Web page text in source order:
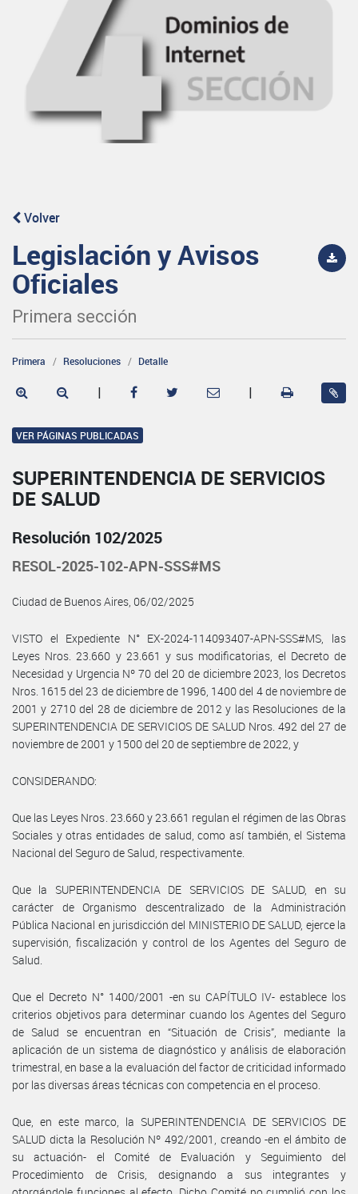
Volver
Legislación y Avisos
Oficiales
Primera sección
Primera Resoluciones Detalle
| |
VER PÁGINAS PUBLICADAS
SUPERINTENDENCIA DE SERVICIOS
DE SALUD
Resolución 102/2025
RESOL-2025-102-APN-SSS#MS
Ciudad de Buenos Aires, 06/02/2025
VISTO el Expediente N° EX-2024-114093407-APN-SSS#MS, las
Leyes Nros. 23.660 y 23.661 y sus modificatorias, el Decreto de
Necesidad y Urgencia Nº 70 del 20 de diciembre 2023, los Decretos
Nros. 1615 del 23 de diciembre de 1996, 1400 del 4 de noviembre de
2001 y 2710 del 28 de diciembre de 2012 y las Resoluciones de la
SUPERINTENDENCIA DE SERVICIOS DE SALUD Nros. 492 del 27 de
noviembre de 2001 y 1500 del 20 de septiembre de 2022, y
CONSIDERANDO:
Que las Leyes Nros. 23.660 y 23.661 regulan el régimen de las Obras
Sociales y otras entidades de salud, como así también, el Sistema
Nacional del Seguro de Salud, respectivamente.
Que la SUPERINTENDENCIA DE SERVICIOS DE SALUD, en su
carácter de Organismo descentralizado de la Administración
Pública Nacional en jurisdicción del MINISTERIO DE SALUD, ejerce la
supervisión, fiscalización y control de los Agentes del Seguro de
Salud.
Que el Decreto N° 1400/2001 -en su CAPÍTULO IV- establece los
criterios objetivos para determinar cuando los Agentes del Seguro
de Salud se encuentran en “Situación de Crisis”, mediante la
aplicación de un sistema de diagnóstico y análisis de elaboración
trimestral, en base a la evaluación del factor de criticidad informado
por las diversas áreas técnicas con competencia en el proceso.
Que, en este marco, la SUPERINTENDENCIA DE SERVICIOS DE
SALUD dicta la Resolución Nº 492/2001, creando -en el ámbito de
su actuación- el Comité de Evaluación y Seguimiento del
Procedimiento de Crisis, designando a sus integrantes y